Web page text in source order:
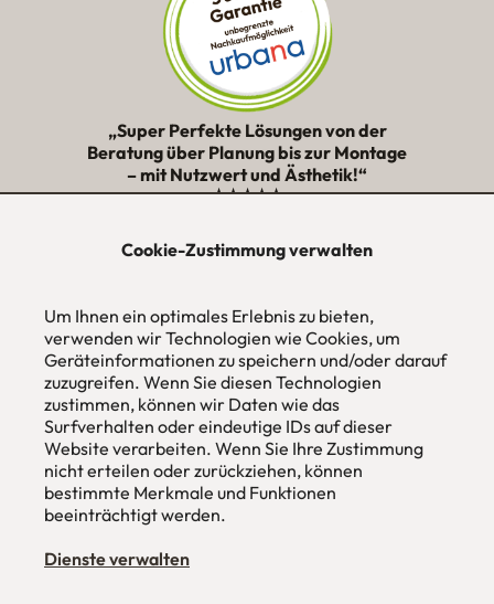
Cookie-Zustimmung verwalten
Um Ihnen ein optimales Erlebnis zu bieten,
verwenden wir Technologien wie Cookies, um
Geräteinformationen zu speichern und/oder darauf
zuzugreifen. Wenn Sie diesen Technologien
zustimmen, können wir Daten wie das
Surfverhalten oder eindeutige IDs auf dieser
Website verarbeiten. Wenn Sie Ihre Zustimmung
nicht erteilen oder zurückziehen, können
bestimmte Merkmale und Funktionen
beeinträchtigt werden.
Dienste verwalten
„Super Perfekte Lösungen von der
Beratung über Planung bis zur Montage
– mit Nutzwert und Ästhetik!“
★★★★★
ohne Mehrpreis nach Maß
Hans Pinsel-Str. 1
im DreierHaus
85540Haar / München
089 / 420 44 535
Fax
089 / 456 00 646
E-Mail
mail@urbana-moebel.de
Öffnungszeiten desMöbelgeschäfts
Samstag 09:30 -16:00 Uhr
und nach Vereinbarung.